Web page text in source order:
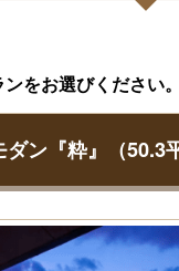
をお選びください
ン『粋』（50.3